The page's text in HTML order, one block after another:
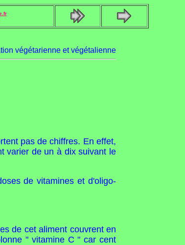
végétarienne et végétalienne
pas de chiffres. En effet,
varier de un à dix suivant le
de vitamines et d'oligo-
de cet aliment couvrent en
" vitamine C " car cent